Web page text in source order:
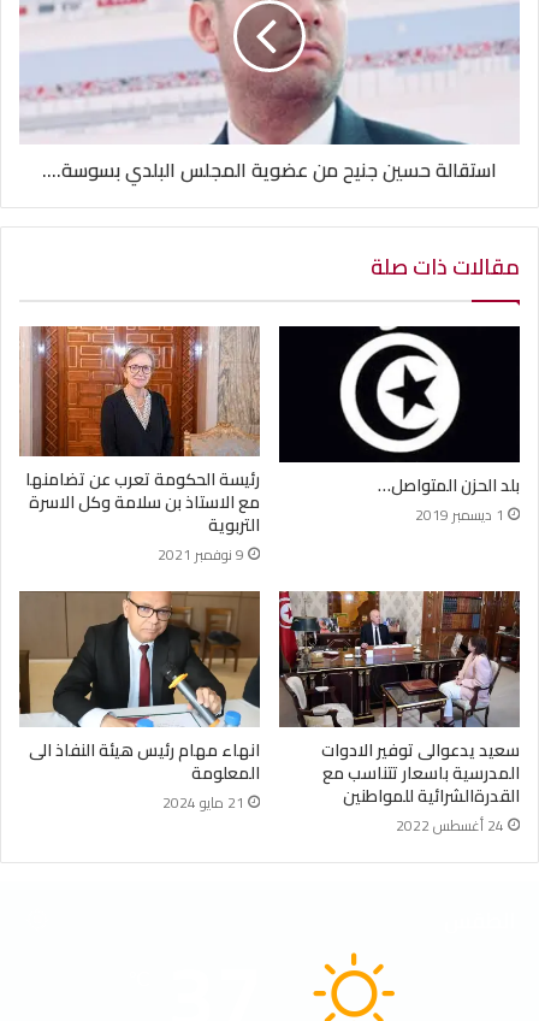
استقالة حسين جنيح من عضوية المجلس البلدي بسوسة....
مقالات ذات صلة
بلد الحزن المتواصل…
1 ديسمبر 2019
رئيسة الحكومة تعرب عن تضامنها
مع الاستاذ بن سلامة وكل الاسرة
التربوية
9 نوفمبر 2021
سعيد يدعوالى توفير الادوات
المدرسية باسعار تتناسب مع
القدرةالشرائية للمواطنين
24 أغسطس 2022
انهاء مهام رئيس هيئة النفاذ الى
المعلومة
21 مايو 2024